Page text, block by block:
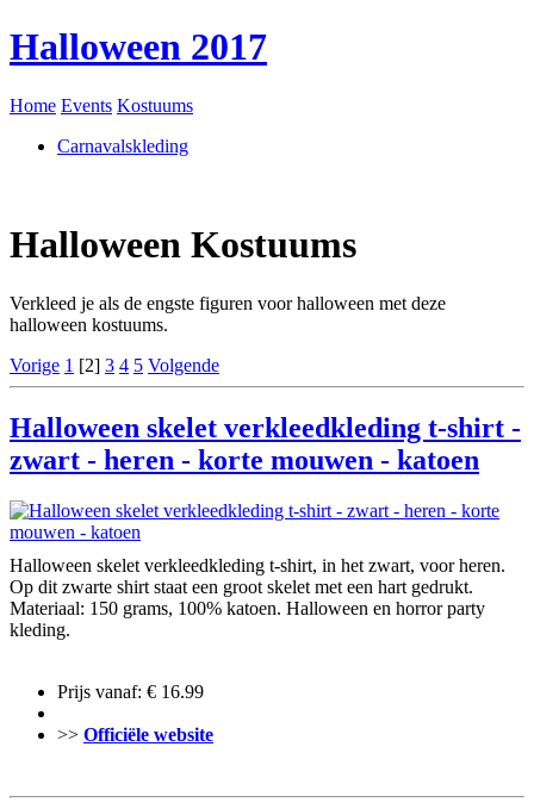
Halloween 2017
Home Events Kostuums
Carnavalskleding
Halloween Kostuums
Verkleed je als de engste figuren voor halloween met deze
halloween kostuums.
Vorige 1 [2] 3 4 5 Volgende
Halloween skelet verkleedkleding t-shirt -
zwart - heren - korte mouwen - katoen
Halloween skelet verkleedkleding t-shirt, in het zwart, voor heren.
Op dit zwarte shirt staat een groot skelet met een hart gedrukt.
Materiaal: 150 grams, 100% katoen. Halloween en horror party
kleding.
Prijs vanaf: € 16.99
>> Officiële website